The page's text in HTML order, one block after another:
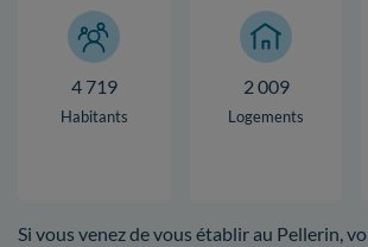
4 719
Habitants
2 009
Logements
Si vous venez de vous établir au Pellerin,